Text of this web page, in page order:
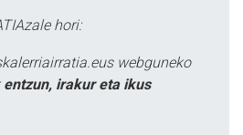
hori:
webguneko
irakur eta ikus